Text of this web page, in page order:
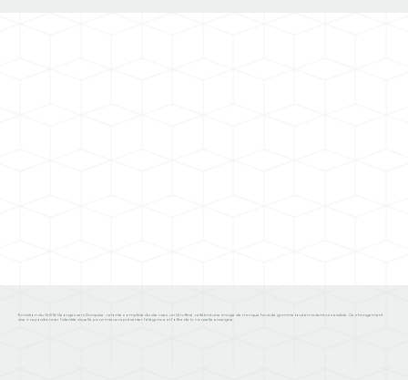
Transition du Grill St-Georges vers Darquise : refonte complète du site avec un UI raffiné, reflétant une image de marque haut de gamme tout en restant accessible. Ce changement
vise à repositionner l’identité visuelle pour mieux représenter l’élégance et l’offre de la nouvelle enseigne.